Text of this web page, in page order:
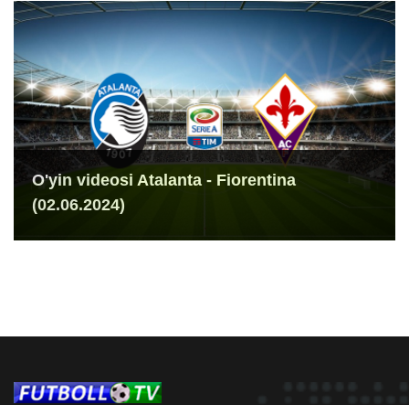
O'yin videosi Atalanta - Fiorentina
(02.06.2024)